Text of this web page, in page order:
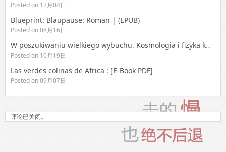
Posted on 12月04日
Blueprint: Blaupause: Roman | (EPUB)
Posted on 08月16日
W poszukiwaniu wielkiego wybuchu. Kosmologia i fizyka kwantowa – Read Online
Posted on 10月19日
Las verdes colinas de Africa : [E-Book PDF]
Posted on 09月07日
评论已关闭。